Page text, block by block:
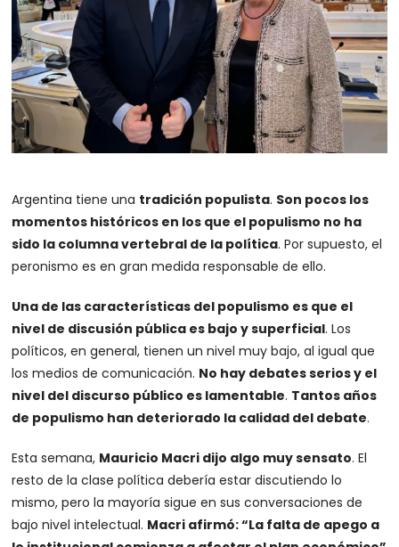
Argentina tiene una tradición populista. Son pocos los
momentos históricos en los que el populismo no ha
sido la columna vertebral de la política. Por supuesto, el
peronismo es en gran medida responsable de ello.
Una de las características del populismo es que el
nivel de discusión pública es bajo y superficial. Los
políticos, en general, tienen un nivel muy bajo, al igual que
los medios de comunicación. No hay debates serios y el
nivel del discurso público es lamentable. Tantos años
de populismo han deteriorado la calidad del debate.
Esta semana, Mauricio Macri dijo algo muy sensato. El
resto de la clase política debería estar discutiendo lo
mismo, pero la mayoría sigue en sus conversaciones de
bajo nivel intelectual. Macri afirmó: “La falta de apego a